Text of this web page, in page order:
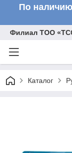
По
Филиал ТОО
Каталог